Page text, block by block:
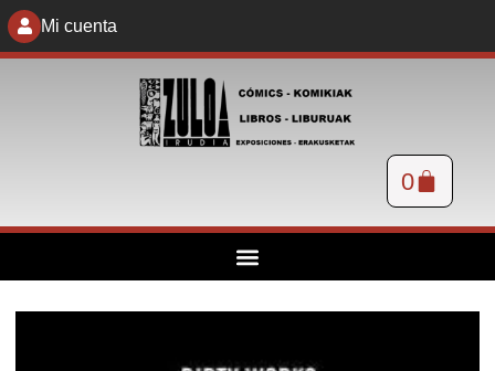
Mi cuenta
0